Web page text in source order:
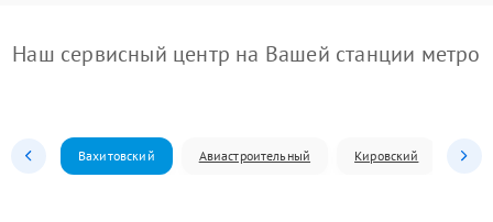
Наш сервисный центр на Вашей станции метро
Вахитовский Авиастроительный Кировский